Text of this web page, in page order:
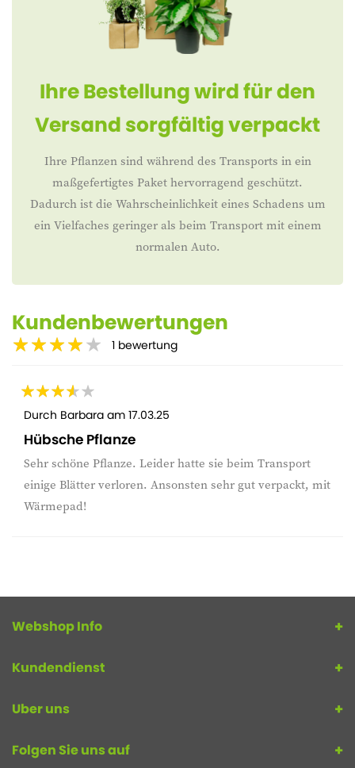
Ihre Bestellung wird für den
Versand sorgfältig verpackt
Ihre Pflanzen sind während des Transports in ein
maßgefertigtes Paket hervorragend geschützt.
Dadurch ist die Wahrscheinlichkeit eines Schadens um
ein Vielfaches geringer als beim Transport mit einem
normalen Auto.
Kundenbewertungen
1 bewertung
Durch Barbara am 17.03.25
Hübsche Pflanze
Sehr schöne Pflanze. Leider hatte sie beim Transport
einige Blätter verloren. Ansonsten sehr gut verpackt, mit
Wärmepad!
Webshop Info
Kundendienst
Uber uns
Folgen Sie uns auf